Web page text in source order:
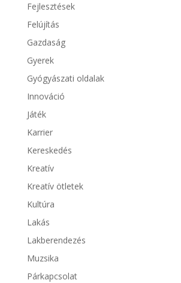
Fejlesztések
Felújítás
Gazdaság
Gyerek
Gyógyászati oldalak
Innováció
Játék
Karrier
Kereskedés
Kreatív
Kreatív ötletek
Kultúra
Lakás
Lakberendezés
Muzsika
Párkapcsolat